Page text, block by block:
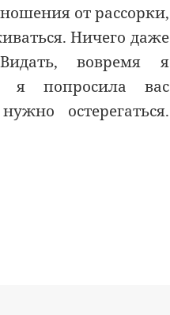
от рассорки,
Ничего даже
вовремя я
я попросила вас
остерегаться.